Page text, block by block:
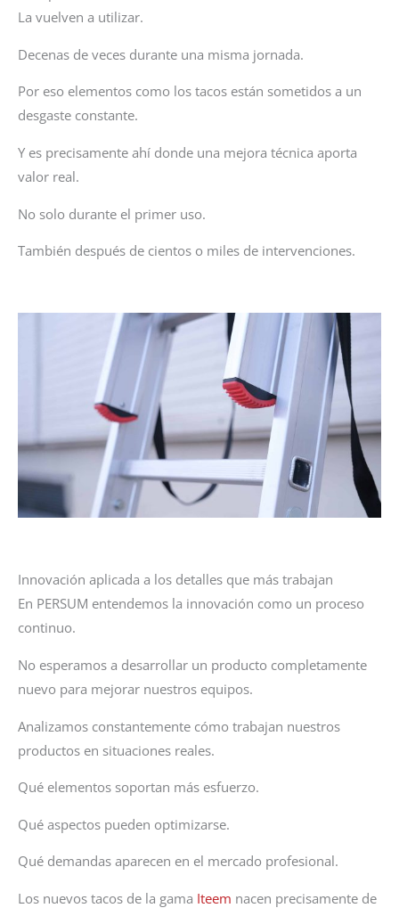
La vuelven a utilizar.
Decenas de veces durante una misma jornada.
Por eso elementos como los tacos están sometidos a un
desgaste constante.
Y es precisamente ahí donde una mejora técnica aporta
valor real.
No solo durante el primer uso.
También después de cientos o miles de intervenciones.
Innovación aplicada a los detalles que más trabajan
En PERSUM entendemos la innovación como un proceso
continuo.
No esperamos a desarrollar un producto completamente
nuevo para mejorar nuestros equipos.
Analizamos constantemente cómo trabajan nuestros
productos en situaciones reales.
Qué elementos soportan más esfuerzo.
Qué aspectos pueden optimizarse.
Qué demandas aparecen en el mercado profesional.
Los nuevos tacos de la gama Iteem nacen precisamente de